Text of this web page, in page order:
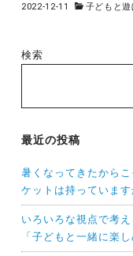
2022-12-11 子どもと遊
検索
最近の投稿
暑くなってきたから
ケットは持っていま
いろいろな視点で考
「子どもと一緒に楽